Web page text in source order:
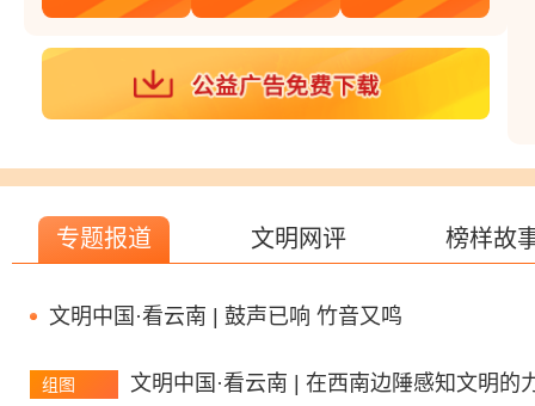
专题报道 文明网评 榜样故
文明中国·看云南 | 鼓声已响 竹音又鸣
组图 文明中国·看云南 | 在西南边陲感知文明的